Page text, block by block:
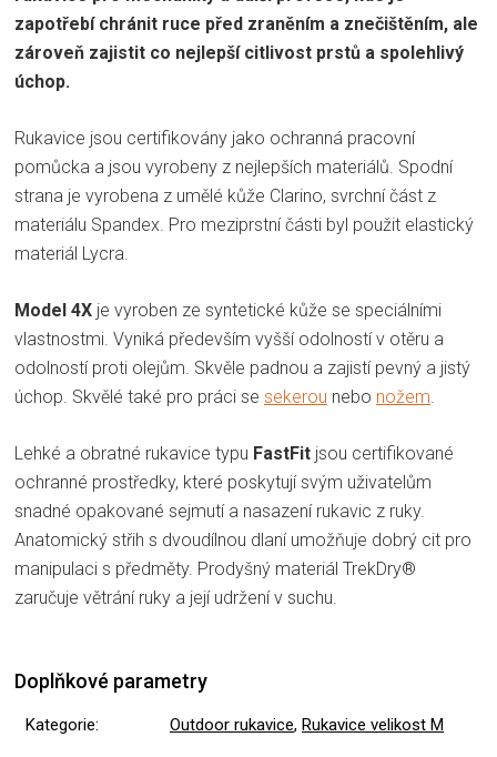
zapotřebí chránit ruce před zraněním a znečištěním, ale
zároveň zajistit co nejlepší citlivost prstů a spolehlivý
úchop.
Rukavice jsou certifikovány jako ochranná pracovní
pomůcka a jsou vyrobeny z nejlepších materiálů. Spodní
strana je vyrobena z umělé kůže Clarino, svrchní část z
materiálu Spandex. Pro meziprstní části byl použit elastický
materiál Lycra.
Model 4X je vyroben ze syntetické kůže se speciálními
vlastnostmi. Vyniká především vyšší odolností v otěru a
odolností proti olejům. Skvěle padnou a zajistí pevný a jistý
úchop. Skvělé také pro práci se sekerou nebo nožem.
Lehké a obratné rukavice typu FastFit jsou certifikované
ochranné prostředky, které poskytují svým uživatelům
snadné opakované sejmutí a nasazení rukavic z ruky.
Anatomický střih s dvoudílnou dlaní umožňuje dobrý cit pro
manipulaci s předměty. Prodyšný materiál TrekDry®
zaručuje větrání ruky a její udržení v suchu.
Doplňkové parametry
Kategorie: Outdoor rukavice, Rukavice velikost M